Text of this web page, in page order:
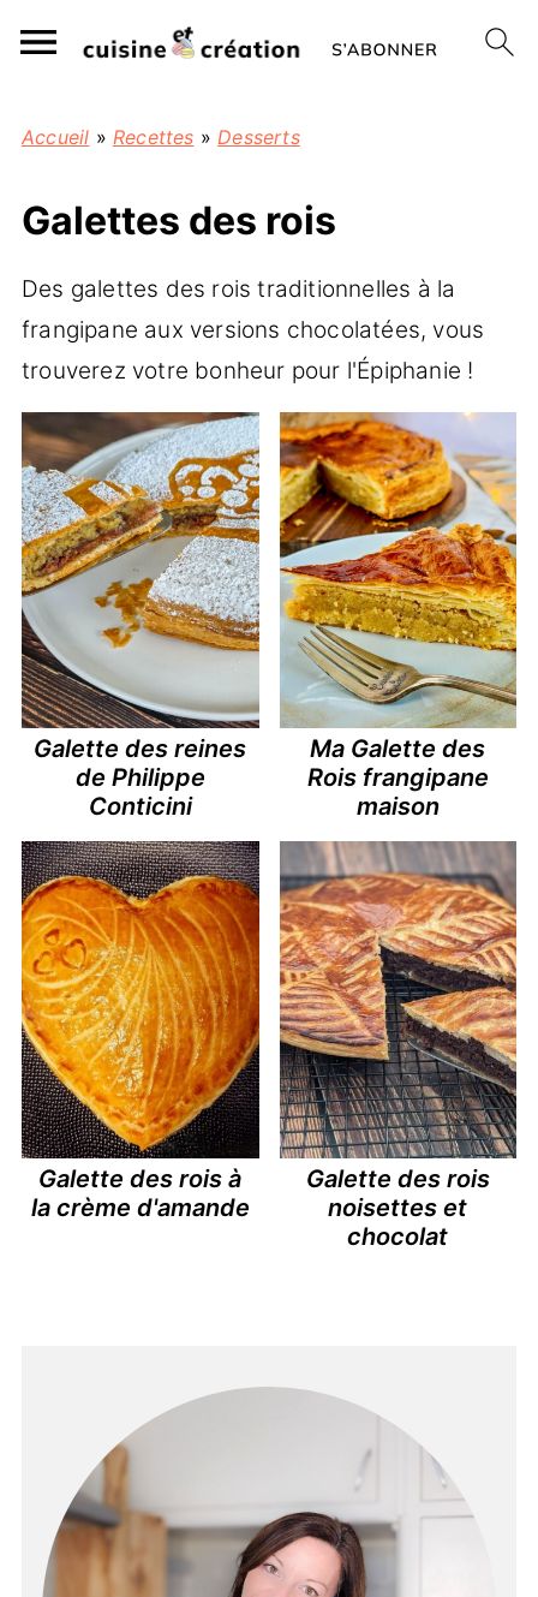
Accueil » Recettes »Desserts
Galettes des rois
Des galettes des rois traditionnelles à la
frangipane aux versions chocolatées, vous
trouverez votre bonheur pour l'Épiphanie !
Galette des reines
de Philippe
Conticini
Ma Galette des
Rois frangipane
maison
Galette des rois à
la crème d'amande
Galette des rois
noisettes et
chocolat